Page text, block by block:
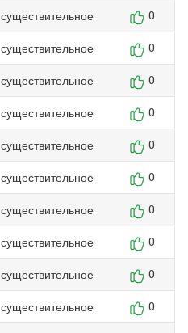
существительное 0
существительное 0
существительное 0
существительное 0
существительное 0
существительное 0
существительное 0
существительное 0
существительное 0
существительное 0